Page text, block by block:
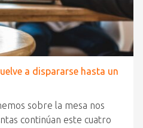
a dispararse hasta un
sobre la mesa nos
continúan este cuatro